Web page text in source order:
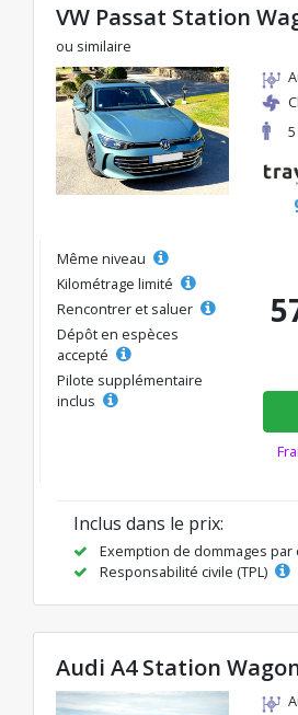
sélectionnée, avec des tarifs
débutant à seulement 57€/jour.
VW Passat Station
ou similaire
5
Même niveau
Kilométrage limité
Rencontrer et saluer
Dépôt en espèces
accepté
Pilote supplémentaire
inclus
Inclus dans le prix:
Exemption de dommages par
Responsabilité civile (TPL)
Audi A4 Station